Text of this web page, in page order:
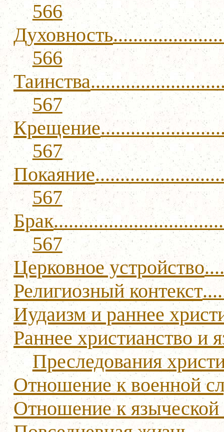
566
Духовность
566
Таинства
567
Крещение
567
Покаяние
567
Брак
567
Церковное устройство
Религиозный контекст
Иудаизм и раннее
Раннее христианство и
Преследования
Отношение к военной
Отношение к